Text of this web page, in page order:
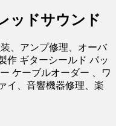
ッドサウンド
、アンプ修理、オーバ
作 ギターシールド パッ
ケーブルオーダー 、ワ
イ、音響機器修理、楽